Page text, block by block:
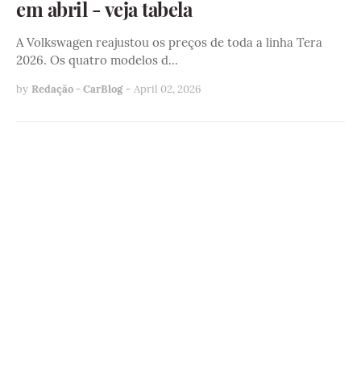
em abril - veja tabela
A Volkswagen reajustou os preços de toda a linha Tera
2026. Os quatro modelos d…
by Redação - CarBlog - April 02, 2026